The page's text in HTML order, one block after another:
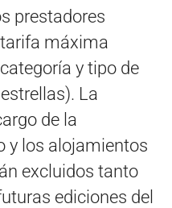
prestadores
máxima
y tipo de
La
de la
y los alojamientos
excluidos tanto
ediciones del